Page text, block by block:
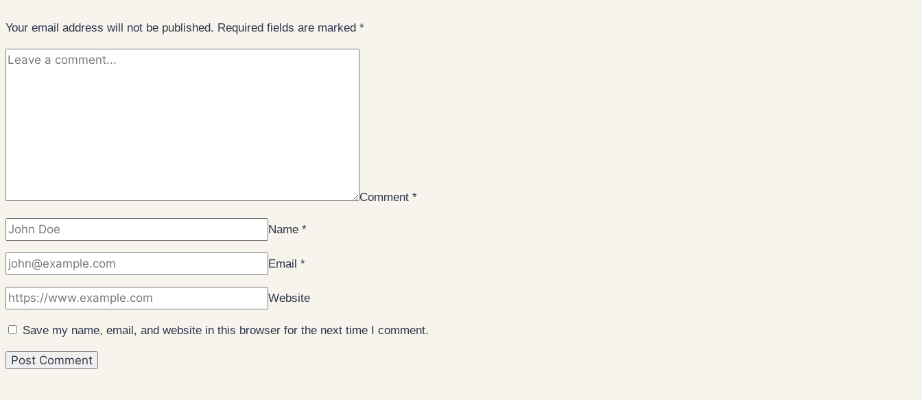
Your email address will not be published. Required fields are marked *
Comment *
Name *
Email *
Website
Save my name, email, and website in this browser for the next time I comment.